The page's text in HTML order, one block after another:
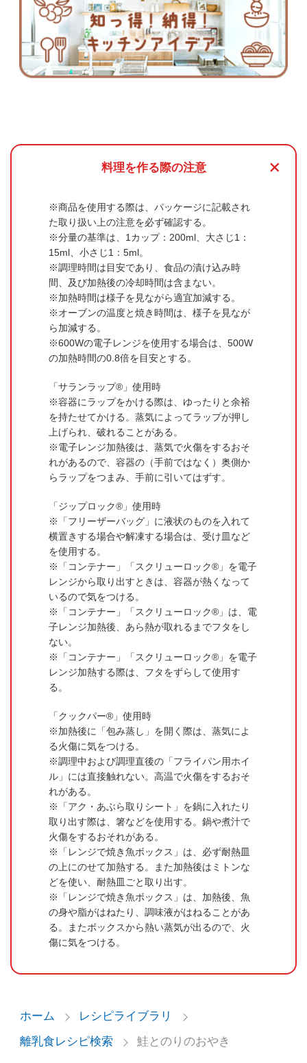
+
料理を作る際の注意
商品を使用する際は、パッケージに記載され
た取り扱い上の注意を必ず確認する。
分量の基準は、1カップ：200ml、大さじ1：
15ml、小さじ1：5ml。
調理時間は目安であり、食品の漬け込み時
間、及び加熱後の冷却時間は含まない。
加熱時間は様子を見ながら適宜加減する。
オーブンの温度と焼き時間は、様子を見なが
ら加減する。
600Wの電子レンジを使用する場合は、500W
の加熱時間の0.8倍を目安とする。
「サランラップ®」使用時
容器にラップをかける際は、ゆったりと余裕
を持たせてかける。蒸気によってラップが押し
上げられ、破れることがある。
電子レンジ加熱後は、蒸気で火傷をするおそ
れがあるので、容器の（手前ではなく）奥側か
らラップをつまみ、手前に引いてはずす。
「ジップロック®」使用時
「フリーザーバッグ」に液状のものを入れて
横置きする場合や解凍する場合は、受け皿など
を使用する。
「コンテナー」「スクリューロック®」を電子
レンジから取り出すときは、容器が熱くなって
いるので気をつける。
「コンテナー」「スクリューロック®」は、電
子レンジ加熱後、あら熱が取れるまでフタをし
ない。
「コンテナー」「スクリューロック®」を電子
レンジ加熱する際は、フタをずらして使用す
る。
「クックパー®」使用時
加熱後に「包み蒸し」を開く際は、蒸気によ
る火傷に気をつける。
調理中および調理直後の「フライパン用ホイ
ル」には直接触れない。高温で火傷をするおそ
れがある。
「アク・あぶら取りシート」を鍋に入れたり
取り出す際は、箸などを使用する。鍋や煮汁で
火傷をするおそれがある。
「レンジで焼き魚ボックス」は、必ず耐熱皿
の上にのせて加熱する。また加熱後はミトンな
どを使い、耐熱皿ごと取り出す。
「レンジで焼き魚ボックス」は、加熱後、魚
の身や脂がはねたり、調味液がはねることがあ
る。またボックスから熱い蒸気が出るので、火
傷に気をつける。
ホーム
レシピライブラリ
離乳食レシピ検索
鮭とのりのおやき